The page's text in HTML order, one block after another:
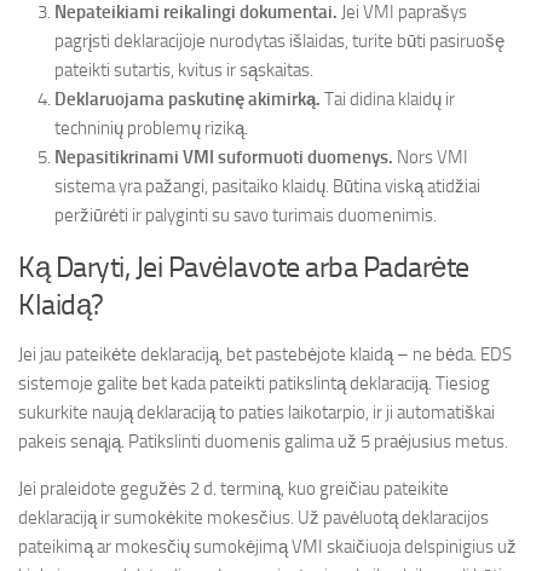
Nepateikiami reikalingi dokumentai. Jei VMI paprašys
pagrįsti deklaracijoje nurodytas išlaidas, turite būti pasiruošę
pateikti sutartis, kvitus ir sąskaitas.
Deklaruojama paskutinę akimirką. Tai didina klaidų ir
techninių problemų riziką.
Nepasitikrinami VMI suformuoti duomenys. Nors VMI
sistema yra pažangi, pasitaiko klaidų. Būtina viską atidžiai
peržiūrėti ir palyginti su savo turimais duomenimis.
Ką Daryti, Jei Pavėlavote arba Padarėte
Klaidą?
Jei jau pateikėte deklaraciją, bet pastebėjote klaidą – ne bėda. EDS
sistemoje galite bet kada pateikti patikslintą deklaraciją. Tiesiog
sukurkite naują deklaraciją to paties laikotarpio, ir ji automatiškai
pakeis senąją. Patikslinti duomenis galima už 5 praėjusius metus.
Jei praleidote gegužės 2 d. terminą, kuo greičiau pateikite
deklaraciją ir sumokėkite mokesčius. Už pavėluotą deklaracijos
pateikimą ar mokesčių sumokėjimą VMI skaičiuoja delspinigius už